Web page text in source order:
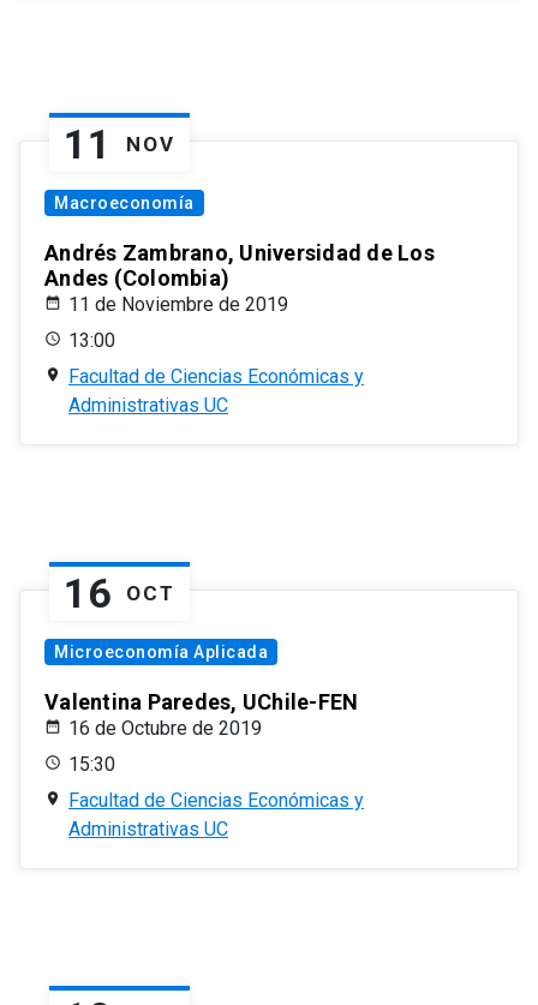
11 NOV
Macroeconomía
Andrés Zambrano, Universidad de Los
Andes (Colombia)
11 de Noviembre de 2019
13:00
Facultad de Ciencias Económicas y
Administrativas UC
16 OCT
Microeconomía Aplicada
Valentina Paredes, UChile-FEN
16 de Octubre de 2019
15:30
Facultad de Ciencias Económicas y
Administrativas UC